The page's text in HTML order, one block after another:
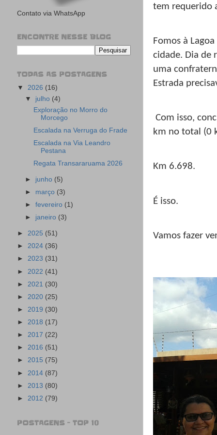
tem requerido
Fomos à
cidade. Dia de
uma
Estrada
Com isso,
km no total (0
Km 6.698.
É isso.
Vamos fazer
Contato via WhatsApp
ENCONTRE NESSE BLOG
TODAS AS POSTAGENS
▼ 2026 (16)
▼ julho (4)
Exploração no Morro do
Morcego
Escalada na Verruga do Frade
Escalada na Via Leandro
Pestana
Regata Transararuama 2026
► junho (5)
► março (3)
►fevereiro (1)
► janeiro (3)
► 2025 (51)
► 2024 (36)
► 2023 (31)
► 2022 (41)
► 2021 (30)
► 2020 (25)
► 2019 (30)
► 2018 (17)
► 2017 (22)
► 2016 (51)
► 2015 (75)
► 2014 (87)
► 2013 (80)
► 2012 (79)
POSTAGENS - TOP 10